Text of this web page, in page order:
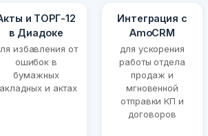
и ТОРГ-12
в Диадоке
избавления от
ошибок в
бумажных
и актах
Интеграция с
AmoCRM
для ускорения
работы отдела
продаж и
мгновенной
отправки КП и
договоров